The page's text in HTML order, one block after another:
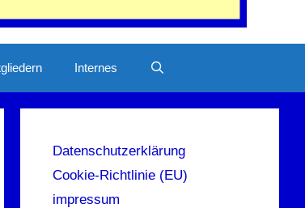
Internes
Datenschutzerklärung
Cookie-Richtlinie (EU)
impressum